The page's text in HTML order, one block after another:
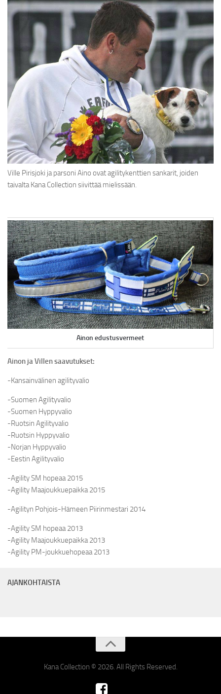
Ville Pirisjoki ja parsoni Aino ovat agilitykenttien sankarit, joiden
taivalta Kana Collection siivittää mielissään.
Ainon edustusvermeet
Ainon ja Villen saavutukset:
-Kansainvälinen agilityvalio
-Suomen Agilityvalio
-Suomen Hyppyvalio
-Ruotsin Agilityvalio
-Ruotsin Hyppyvalio
-Norjan Hyppyvalio
-Eestin Agilityvalio
-Agility SM hopeaa 2015
-Agility Maajoukkuepaikka 2015
-Agilityn Pohjois-Hämeen Piirinmestari 2014
-Agility SM hopeaa 2013
-Agility Maajoukkuepaikka 2013
-Agility PM-joukkuehopeaa 2013
AJANKOHTAISTA
Kana Collection © 2026. All Rights Reserved.